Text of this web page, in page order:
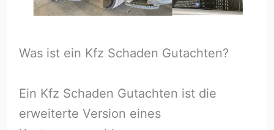
Was ist ein Kfz Schaden Gutachten?
Ein Kfz Schaden Gutachten ist die
erweiterte Version eines